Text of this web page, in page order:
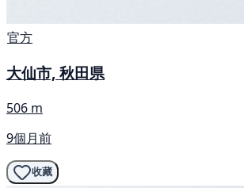
官方
大仙市, 秋田県
506 m
9個月前
收藏